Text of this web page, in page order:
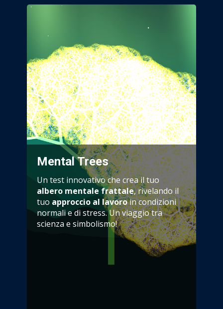
Mental Trees
Un test innovativo che crea il tuo
albero mentale frattale, rivelando il
tuo approccio al lavoroin condizioni
normali e di stress. Un viaggio tra
scienza e simbolismo!